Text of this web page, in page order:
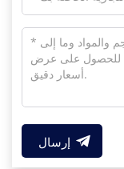
إرسال